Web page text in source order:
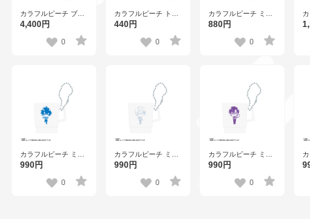
カラフルピーチ ブラ
ンケット 【TO
4,400円
0
カラフルピーチ トレ
ーディング缶バッジ
440円
0
カラフルピーチ ミニ
キャラアクリルキー
【TO 2511】
880円
0
カラフルピーチ ミニ
スタッキングキーホ
ェンディーズ】
990円
0
カラフルピーチ ミニ
スタッキングキーホ
ディーズ】
990円
0
カラフルピーチ ミニ
スタッキングキーホ
ディーズ】
990円
0